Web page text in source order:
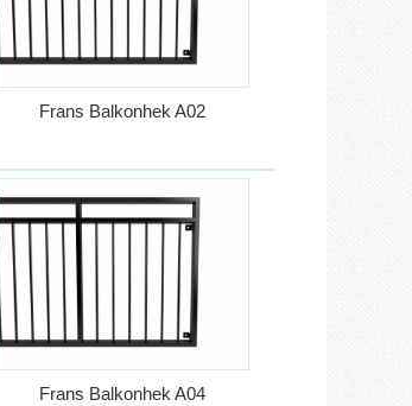
Frans Balkonhek A02
Frans Balkonhek A04